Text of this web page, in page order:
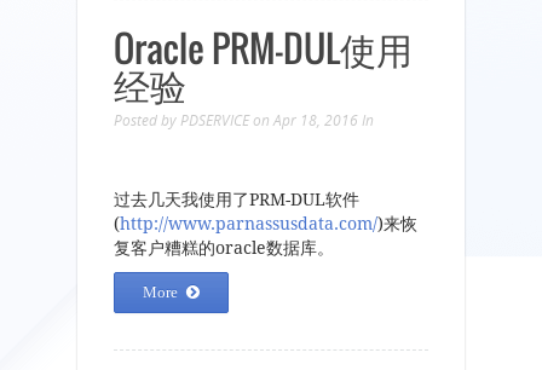
Oracle PRM-DUL使用
经验
Posted by PDSERVICE on Apr 18, 2016 In
过去几天我使用了PRM-DUL软件
(http://www.parnassusdata.com/)来恢
复客户糟糕的oracle数据库。
More